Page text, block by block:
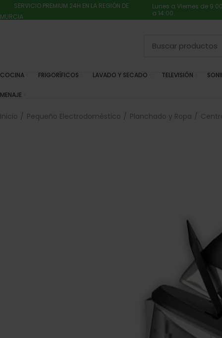
SERVICIO PREMIUM 24H EN LA REGIÓN DE
MURCIA
Lunes a Viernes de
a 14:00.
COCINA FRIGORÍFICOS LAVADO Y SECADO TELEVISIÓN
MENAJE
Inicio Pequeño Electrodoméstico Planchado y Ropa